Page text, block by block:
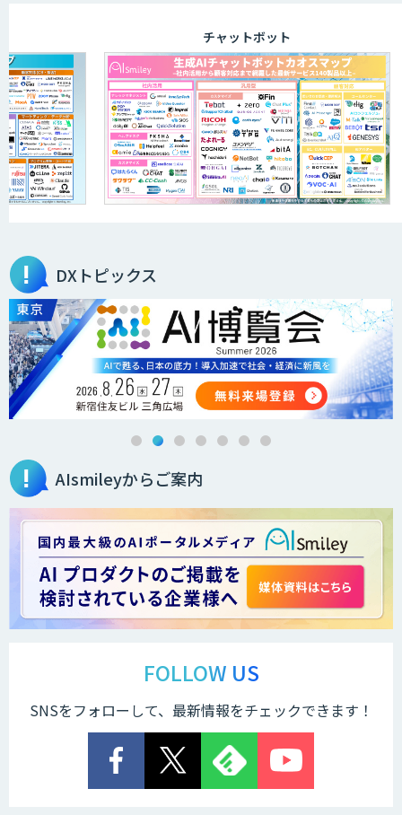
チャットボット
DXトピックス
AIsmileyからご案内
FOLLOW US
SNSをフォローして、最新情報をチェックできます！